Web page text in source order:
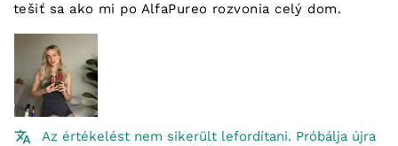
tešiť sa ako mi po AlfaPureo rozvonia celý dom.
Az értékelést nem sikerült lefordítani. Próbálja újra